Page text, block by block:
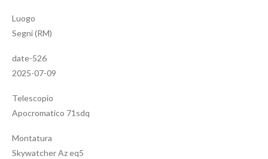
Luogo
Segni (RM)
date-526
2025-07-09
Telescopio
Apocromatico 71sdq
Montatura
Skywatcher Az eq5